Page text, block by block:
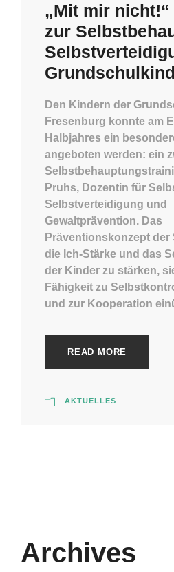
„Mit mir
zur
Den Kindern der
Fresenburg konnte am
Halbjahres ein
angeboten werden: ein
Pruhs, Dozentin für
Selbstverteidigung und
Gewaltprävention. Das
Präventionskonzept der
die Ich-Stärke und das
der Kinder zu stärken,
Fähigkeit zu
und zur Kooperation
READ MORE
AKTUELLES
Archives